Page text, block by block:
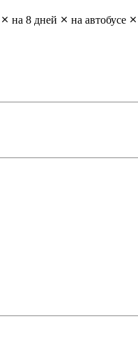
на 8 дней на автобусе